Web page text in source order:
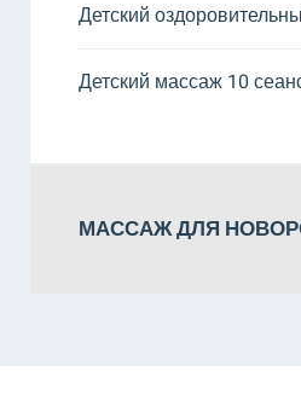
Детский
Детский массаж 10
МАССАЖ ДЛЯ